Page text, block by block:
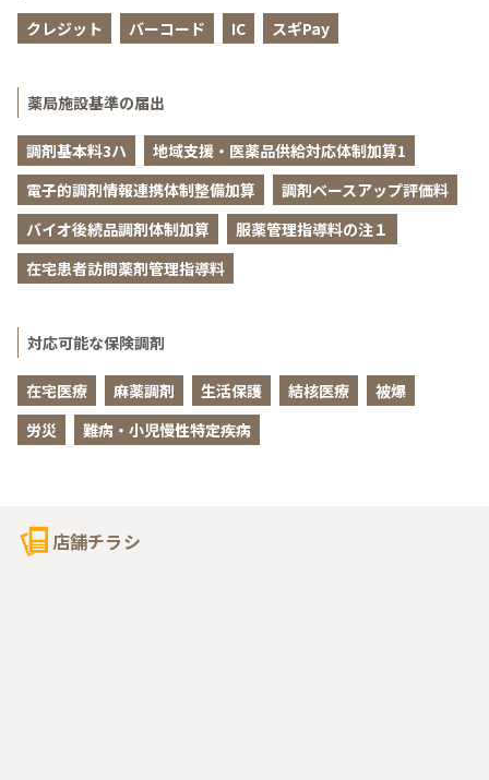
クレジット バーコード IC スギPay
薬局施設基準の届出
調剤基本料3ハ
地域支援・医薬品供給対応体制加算1
電子的調剤情報連携体制整備加算
調剤ベースアップ評価料
バイオ後続品調剤体制加算
服薬管理指導料の注１
在宅患者訪問薬剤管理指導料
対応可能な保険調剤
在宅医療 麻薬調剤 生活保護 結核医療
被爆
労災
難病・小児慢性特定疾病
店舗チラシ